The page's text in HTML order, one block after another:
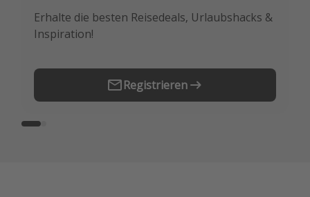
Erhalte die besten Reisedeals, Urlaubshacks &
Inspiration!
Registrieren
Buche die besten Reiseschnäppchen als
Erstes.